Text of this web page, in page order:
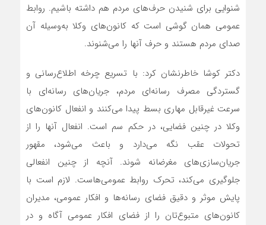
شنوایی برای شنیدن حرف‌های مردم هم داشته باشیم. روابط
عمومی‌ همان گوشی است که کانون‌های وکلا به‌وسیله آن
صدای مردم هستند و حرف آنها را می‌شنوند.
دکتر کوشا خاطرنشان کرد: با تسریع چرخه اطلاع‌رسانی و
گستردگی مصرف رسانه‌ای مردم، جریان‌های رسانه‌ای با
سرعت غیرقابل مهاری بسط پیدا می‌کنند و انفعال کانون‌های
وکلا در چنین فضایی، در حکم سم است. انفعال آنها را از
تحولات عقب نگه می‌دارد و باعث می‌شود، مقهور
جریان‌سازی‌های مغرضانه شوند. آنچه از چنین انفعالی
جلوگیری می‌کند، تحرک روابط عمومی‌هاست. لازم است با
پایش موثر و دقیق فضای رسانه‌ها و افکار عمومی، مدیران
کانون‌های متبوع‌تان را از فضای افکار عمومی آگاه و در